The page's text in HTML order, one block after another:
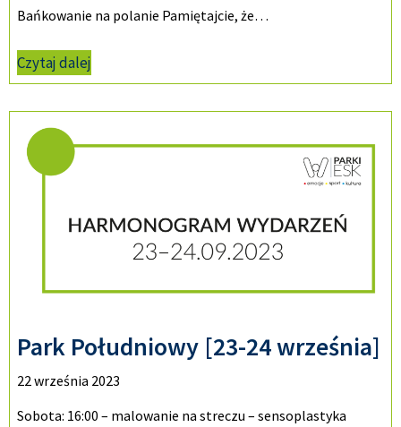
Bańkowanie na polanie Pamiętajcie, że…
Czytaj dalej
Park Południowy [23-24 września]
22 września 2023
Sobota: 16:00 – malowanie na streczu – sensoplastyka